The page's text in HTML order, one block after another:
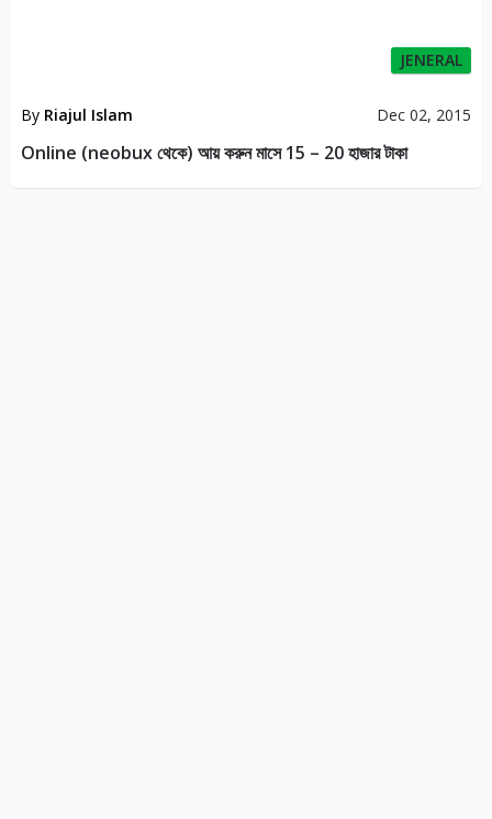
JENERAL
By Riajul Islam Dec 02, 2015
Online (neobux থেকে) আয় করুন মাসে 15 – 20 হাজার টাকা